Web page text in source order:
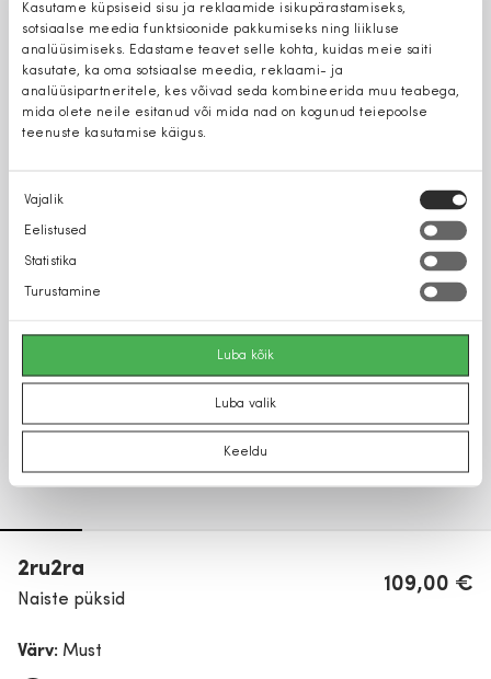
Kasutame küpsiseid sisu ja reklaamide isikupärastamiseks,
sotsiaalse meedia funktsioonide pakkumiseks ning liikluse
analüüsimiseks. Edastame teavet selle kohta, kuidas meie saiti
kasutate, ka oma sotsiaalse meedia, reklaami- ja
analüüsipartneritele, kes võivad seda kombineerida muu teabega,
mida olete neile esitanud või mida nad on kogunud teiepoolse
teenuste kasutamise käigus.
Nõusoleku
valik
Vajalik
Eelistused
Statistika
Turustamine
Luba kõik
Luba valik
Keeldu
2ru2ra
Naiste püksid
109,00 €
Värv: Must